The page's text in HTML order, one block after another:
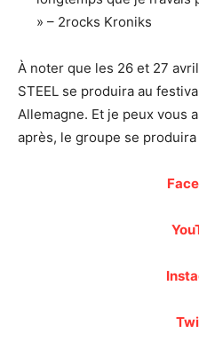
» – 2rocks Kroniks
À noter que les 26 et 27
STEEL se produira au
Allemagne. Et je peux vous
après, le groupe se